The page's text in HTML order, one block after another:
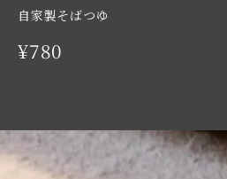
自家製そばつゆ
¥780